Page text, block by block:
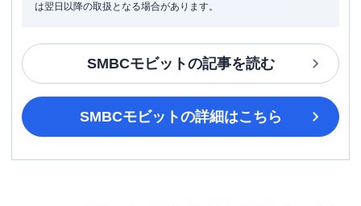
は翌日以降の取扱となる場合があります。
SMBCモビットの記事を読む
SMBCモビットの詳細はこちら